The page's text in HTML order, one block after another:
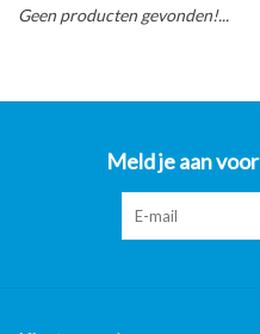
Over ons
Geen producten gevonden!...
Meld je aan